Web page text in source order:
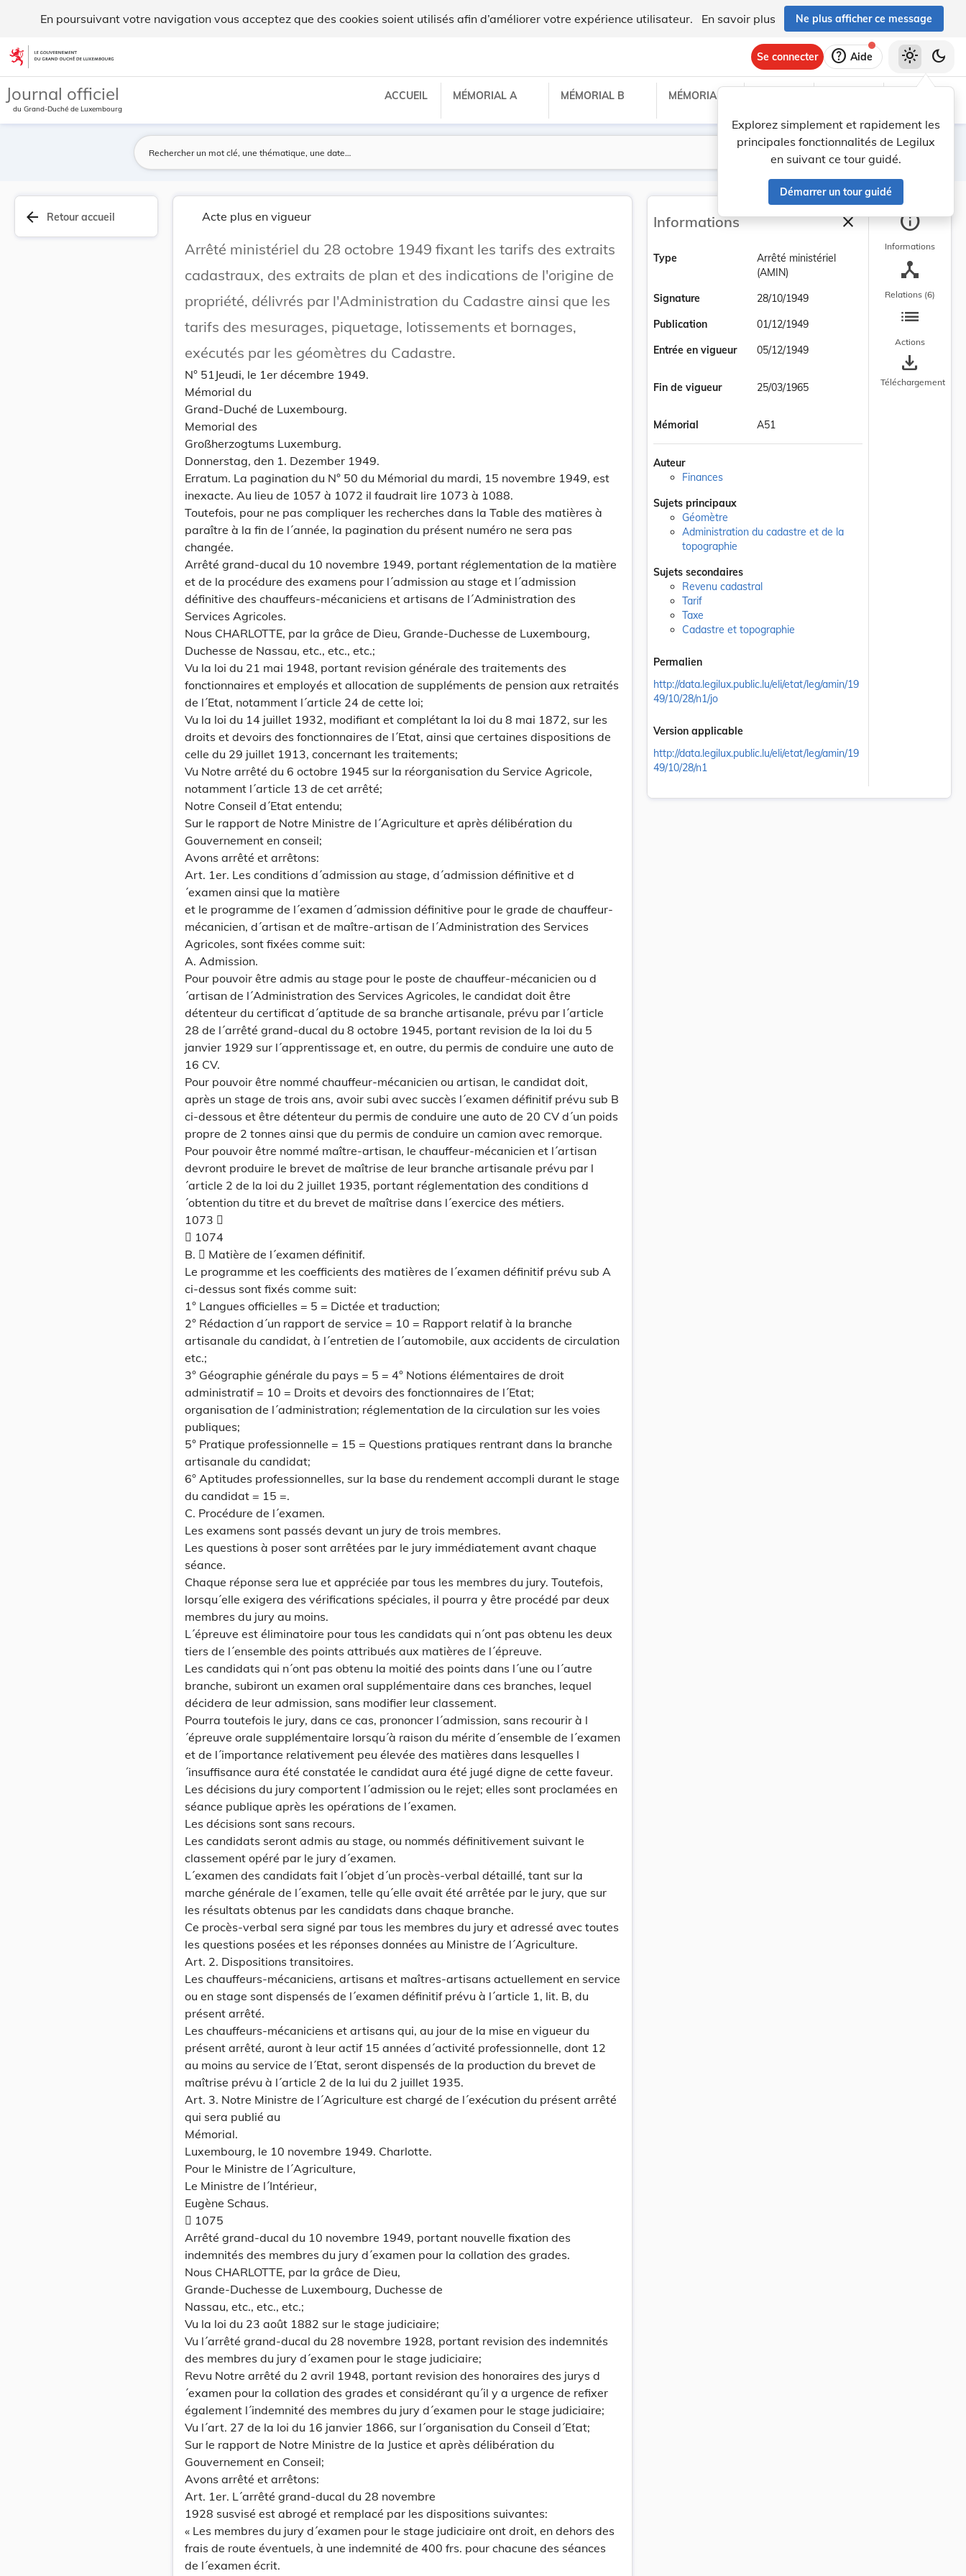
En poursuivant votre navigation vous acceptez que des cookies soient utilisés afin d’améliorer votre expérience utilisateur. En savoir plus Ne plus afficher ce message
Aller au contenu
Se connecter help Aide
Explorez simplement et rapidement les
principales fonctionnalités de Legilux
en suivant ce tour guidé.
Démarrer un tour guidé
light_mode dark_mode
Journal officiel
du Grand-Duché de Luxembourg
ACCUEIL MÉMORIAL A MÉMORIAL B MÉMORIAL C
Lancer la recherche
Filtres
arrow_back Retour accueil Acte plus en vigueur
Arrêté ministériel du 28 octobre 1949 fixant les tarifs des extraits
cadastraux, des extraits de plan et des indications de l'origine de
propriété, délivrés par l'Administration du Cadastre ainsi que les
tarifs des mesurages, piquetage, lotissements et bornages,
exécutés par les géomètres du Cadastre.
N° 51Jeudi, le 1er décembre 1949.
Mémorial du
Grand-Duché de Luxembourg.
Memorial des
Großherzogtums Luxemburg.
Donnerstag, den 1. Dezember 1949.
Erratum. La pagination du N° 50 du Mémorial du mardi, 15 novembre 1949, est
inexacte. Au lieu de 1057 à 1072 il faudrait lire 1073 à 1088.
Toutefois, pour ne pas compliquer les recherches dans la Table des matières à
paraître à la fin de l´année, la pagination du présent numéro ne sera pas
changée.
Arrêté grand-ducal du 10 novembre 1949, portant réglementation de la matière
et de la procédure des examens pour l´admission au stage et l´admission
définitive des chauffeurs-mécaniciens et artisans de l´Administration des
Services Agricoles.
Nous CHARLOTTE, par la grâce de Dieu, Grande-Duchesse de Luxembourg,
Duchesse de Nassau, etc., etc., etc.;
Vu la loi du 21 mai 1948, portant revision générale des traitements des
fonctionnaires et employés et allocation de suppléments de pension aux retraités
de l´Etat, notamment l´article 24 de cette loi;
Vu la loi du 14 juillet 1932, modifiant et complétant la loi du 8 mai 1872, sur les
droits et devoirs des fonctionnaires de l´Etat, ainsi que certaines dispositions de
celle du 29 juillet 1913, concernant les traitements;
Vu Notre arrêté du 6 octobre 1945 sur la réorganisation du Service Agricole,
notamment l´article 13 de cet arrêté;
Notre Conseil d´Etat entendu;
Sur le rapport de Notre Ministre de l´Agriculture et après délibération du
Gouvernement en conseil;
Avons arrêté et arrêtons:
Art. 1er. Les conditions d´admission au stage, d´admission définitive et d
´examen ainsi que la matière
et le programme de l´examen d´admission définitive pour le grade de chauffeur-
mécanicien, d´artisan et de maître-artisan de l´Administration des Services
Agricoles, sont fixées comme suit:
A. Admission.
Pour pouvoir être admis au stage pour le poste de chauffeur-mécanicien ou d
´artisan de l´Administration des Services Agricoles, le candidat doit être
détenteur du certificat d´aptitude de sa branche artisanale, prévu par l´article
28 de l´arrêté grand-ducal du 8 octobre 1945, portant revision de la loi du 5
janvier 1929 sur l´apprentissage et, en outre, du permis de conduire une auto de
16 CV.
Pour pouvoir être nommé chauffeur-mécanicien ou artisan, le candidat doit,
après un stage de trois ans, avoir subi avec succès l´examen définitif prévu sub B
ci-dessous et être détenteur du permis de conduire une auto de 20 CV d´un poids
propre de 2 tonnes ainsi que du permis de conduire un camion avec remorque.
Pour pouvoir être nommé maître-artisan, le chauffeur-mécanicien et l´artisan
devront produire le brevet de maîtrise de leur branche artisanale prévu par l
´article 2 de la loi du 2 juillet 1935, portant réglementation des conditions d
´obtention du titre et du brevet de maîtrise dans l´exercice des métiers.
1073 
 1074
B.  Matière de l´examen définitif.
Le programme et les coefficients des matières de l´examen définitif prévu sub A
ci-dessus sont fixés comme suit:
1° Langues officielles = 5 = Dictée et traduction;
2° Rédaction d´un rapport de service = 10 = Rapport relatif à la branche
artisanale du candidat, à l´entretien de l´automobile, aux accidents de circulation
etc.;
3° Géographie générale du pays = 5 = 4° Notions élémentaires de droit
administratif = 10 = Droits et devoirs des fonctionnaires de l´Etat;
organisation de l´administration; réglementation de la circulation sur les voies
publiques;
5° Pratique professionnelle = 15 = Questions pratiques rentrant dans la branche
artisanale du candidat;
6° Aptitudes professionnelles, sur la base du rendement accompli durant le stage
du candidat = 15 =.
C. Procédure de l´examen.
Les examens sont passés devant un jury de trois membres.
Les questions à poser sont arrêtées par le jury immédiatement avant chaque
séance.
Chaque réponse sera lue et appréciée par tous les membres du jury. Toutefois,
lorsqu´elle exigera des vérifications spéciales, il pourra y être procédé par deux
membres du jury au moins.
L´épreuve est éliminatoire pour tous les candidats qui n´ont pas obtenu les deux
tiers de l´ensemble des points attribués aux matières de l´épreuve.
Les candidats qui n´ont pas obtenu la moitié des points dans l´une ou l´autre
branche, subiront un examen oral supplémentaire dans ces branches, lequel
décidera de leur admission, sans modifier leur classement.
Pourra toutefois le jury, dans ce cas, prononcer l´admission, sans recourir à l
´épreuve orale supplémentaire lorsqu´à raison du mérite d´ensemble de l´examen
et de l´importance relativement peu élevée des matières dans lesquelles l
´insuffisance aura été constatée le candidat aura été jugé digne de cette faveur.
Les décisions du jury comportent l´admission ou le rejet; elles sont proclamées en
séance publique après les opérations de l´examen.
Les décisions sont sans recours.
Les candidats seront admis au stage, ou nommés définitivement suivant le
classement opéré par le jury d´examen.
L´examen des candidats fait l´objet d´un procès-verbal détaillé, tant sur la
marche générale de l´examen, telle qu´elle avait été arrêtée par le jury, que sur
les résultats obtenus par les candidats dans chaque branche.
Ce procès-verbal sera signé par tous les membres du jury et adressé avec toutes
les questions posées et les réponses données au Ministre de l´Agriculture.
Art. 2. Dispositions transitoires.
Les chauffeurs-mécaniciens, artisans et maîtres-artisans actuellement en service
ou en stage sont dispensés de l´examen définitif prévu à l´article 1, lit. B, du
présent arrêté.
Les chauffeurs-mécaniciens et artisans qui, au jour de la mise en vigueur du
présent arrêté, auront à leur actif 15 années d´activité professionnelle, dont 12
au moins au service de l´Etat, seront dispensés de la production du brevet de
maîtrise prévu à l´article 2 de la lui du 2 juillet 1935.
Art. 3. Notre Ministre de l´Agriculture est chargé de l´exécution du présent arrêté
qui sera publié au
Mémorial.
Luxembourg, le 10 novembre 1949. Charlotte.
Pour le Ministre de l´Agriculture,
Le Ministre de l´Intérieur,
Eugène Schaus.
 1075
Arrêté grand-ducal du 10 novembre 1949, portant nouvelle fixation des
indemnités des membres du jury d´examen pour la collation des grades.
Nous CHARLOTTE, par la grâce de Dieu,
Grande-Duchesse de Luxembourg, Duchesse de
Nassau, etc., etc., etc.;
Vu la loi du 23 août 1882 sur le stage judiciaire;
Vu l´arrêté grand-ducal du 28 novembre 1928, portant revision des indemnités
des membres du jury d´examen pour le stage judiciaire;
Revu Notre arrêté du 2 avril 1948, portant revision des honoraires des jurys d
´examen pour la collation des grades et considérant qu´il y a urgence de refixer
également l´indemnité des membres du jury d´examen pour le stage judiciaire;
Vu l´art. 27 de la loi du 16 janvier 1866, sur l´organisation du Conseil d´Etat;
Sur le rapport de Notre Ministre de la Justice et après délibération du
Gouvernement en Conseil;
Avons arrêté et arrêtons:
Art. 1er. L´arrêté grand-ducal du 28 novembre
1928 susvisé est abrogé et remplacé par les dispositions suivantes:
« Les membres du jury d´examen pour le stage judiciaire ont droit, en dehors des
frais de route éventuels, à une indemnité de 400 frs. pour chacune des séances
de l´examen écrit.
Informations closeFermer la barre
Type
Arrêté ministériel
(AMIN)
Signature
28/10/1949
Publication
01/12/1949
Entrée en vigueur
05/12/1949
Fin de vigueur 25/03/1965
Mémorial A51
Auteur
Finances
Sujets principaux
Géomètre
Administration du cadastre et de la
topographie
Sujets secondaires
Revenu cadastral
Tarif
Taxe
Cadastre et topographie
Permalien
http://data.legilux.public.lu/eli/etat/leg/amin/19
49/10/28/n1/jo
Version applicable
http://data.legilux.public.lu/eli/etat/leg/amin/19
49/10/28/n1
info
Informations
device_hub
Relations (6)
list
Actions
save_alt
Téléchargement